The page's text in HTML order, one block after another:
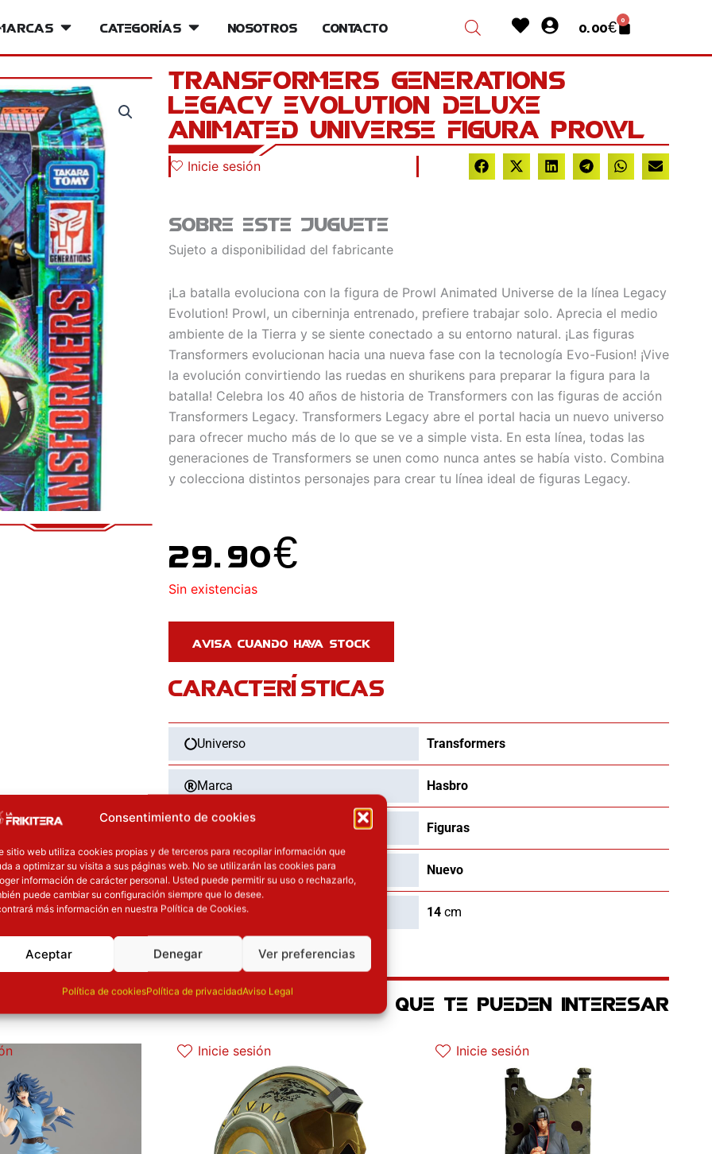
Consentimiento de cookies
sitio web utiliza cookies propias y de terceros para recopilar información que
a optimizar su visita a sus páginas web. No se utilizarán las cookies para
información de carácter personal. Usted puede permitir su uso o rechazarlo,
puede cambiar su configuración siempre que lo desee.
más información en nuestra Política de Cookies.
Aceptar Denegar Ver preferencias
Política de cookiesPolítica de privacidadAviso Legal
Open MarcasCategorías Open Categorías
Nosotros Contacto HeartUser-
circle
0.00€ 0
Cart
Transformers Generations
Legacy Evolution Deluxe
Animated Universe Figura Prowl
Inicie sesión
Sobre este juguete
Sujeto a disponibilidad del fabricante
¡La batalla evoluciona con la figura de Prowl Animated Universe de la línea Legacy
Evolution! Prowl, un ciberninja entrenado, prefiere trabajar solo. Aprecia el medio
ambiente de la Tierra y se siente conectado a su entorno natural. ¡Las figuras
Transformers evolucionan hacia una nueva fase con la tecnología Evo-Fusion! ¡Vive
la evolución convirtiendo las ruedas en shurikens para preparar la figura para la
batalla! Celebra los 40 años de historia de Transformers con las figuras de acción
Transformers Legacy. Transformers Legacy abre el portal hacia un nuevo universo
para ofrecer mucho más de lo que se ve a simple vista. En esta línea, todas las
generaciones de Transformers se unen como nunca antes se había visto. Combina
y colecciona distintos personajes para crear tu línea ideal de figuras Legacy.
29.90€
Sin existencias
CARACTERÍSTICAS
Universo Transformers
Marca Hasbro
Figuras
Tipo Nuevo
Dimensiones 14 cm
OTROS PRODUCTOS QUE TE PUEDEN INTERESAR
Inicie sesión Inicie sesión